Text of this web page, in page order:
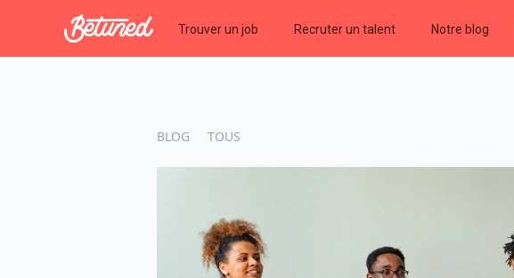
Betuned Trouver un job Recruter un talent Notre blog
BLOG TOUS